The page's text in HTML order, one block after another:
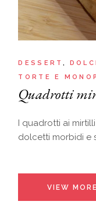
DESSERT
TORTE E
Quadrotti
I quadrotti ai
dolcetti morbidi e
VIEW MORE